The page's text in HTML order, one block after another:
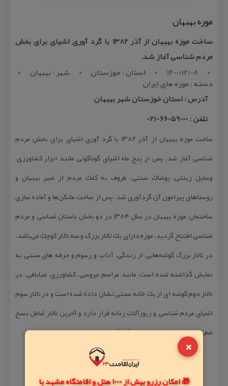
×
🎁 امکان رزرو بیش از 1000 هتل و اقامتگاه مشهد با
موزه بهبهان
ساخت موزه بهبهان از آذر ۱۳۸۲ با گرد آوری اشیای برای بخش
مردم شناسی آغاز شد.
1400/12/08
استان : خوزستان شهر : بهبهان
دسته : موزه های ایران
آدرس : استان خوزستان شهر بهبهان
تلفن : 66059000-021
ساخت موزه بهبهان از آذر ۱۳۸۲ با گرد آوری اشیای برای بخش مردم
شناسی آغاز شد. پس از پنج ماه اشیای گوناگونی مانند ابزار كشاورزی،
وسایل زینتی، پوشاك سنتی، ظروف به كمك مردم از شهر بهبهان و
روستاهای پیرامون آن گردآوری شد. پس از ساخت مانكن‌ها و آماده سازی
ساختمان، موزه بهبهان در سال ۱۳۸۴ در دو بخش باستان شناسی و مردم
شناسی افتتاح گردید. موزه دارای یك تالار بزرگ و سه تالار كوچك می‌باشد.
در تالار بزرگ گوشه‌هایی از زندگی، آداب و رسوم و حرفه های سنتی به
نمایش گذاشته شده است، مانند مراسم عروسی، كشاورزی، عبابافی. در
تالار دوم گوشه ای از یك خانه سنتی نشان داده شده است و در تالار سوم
اشیای مردم شناسی و زیورآلات زنانه قرار دارد و آخرین تالار شامل نسخ
خطی و سكه‌های مربوط به ادوار گوناگون و اشیایی از تمدن ایلام می‌باشد.